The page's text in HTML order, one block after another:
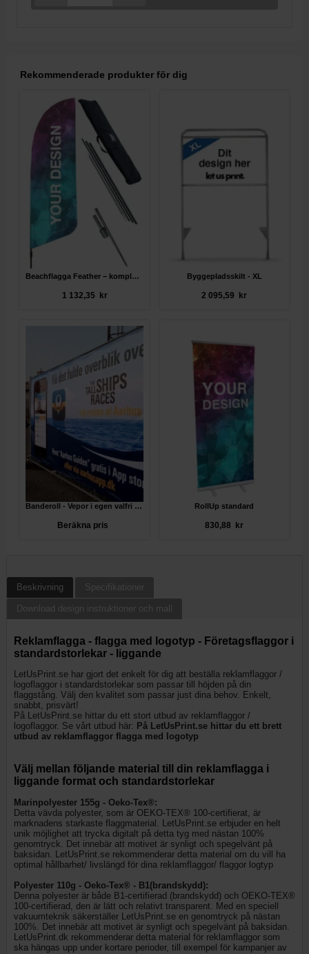
Rekommenderade produkter för dig
Beachflagga Feather – komplett paket
1 132,35 kr
Byggepladsskilt - XL
2 095,59 kr
Banderoll - Vepor i egen valfri storlek
Beräkna pris
RollUp standard
830,88 kr
Beskrivning Specifikationer
Download design instruktioner och mall
Reklamflagga - flagga med logotyp - Företagsflaggor i
standardstorlekar - liggande
LetUsPrint.se har gjort det enkelt för dig att beställa reklamflaggor /
logoflaggor i standardstorlekar som passar till höjden på din
flaggstång. Välj den kvalitet som passar just dina behov. Enkelt,
snabbt, prisvärt!
På LetUsPrint.se hittar du ett stort utbud av reklamflaggor /
logoflaggor. ​​​​​​Se vårt utbud här: På LetUsPrint.se hittar du ett brett
utbud av reklamflaggor flagga med logotyp
Välj mellan följande material till din reklamflagga i
liggande format och standardstorlekar
Marinpolyester 155g - Oeko-Tex®:
Detta vävda polyester, som är OEKO-TEX® 100-certifierat, är
marknadens starkaste flaggmaterial. LetUsPrint.se erbjuder en helt
unik möjlighet att trycka digitalt på detta tyg med nästan 100%
genomtryck. Det innebär att motivet är synligt och spegelvänt på
baksidan. LetUsPrint.se rekommenderar detta material om du vill ha
optimal hållbarhet/ livslängd för dina reklamflaggor/ flaggor logtyp
Polyester 110g - Oeko-Tex® - B1(brandskydd):
Denna polyester är både B1-certifierad (brandskydd) och OEKO-TEX®
100-certifierad, den är lätt och relativt transparent. Med en speciell
vakuumteknik säkerställer LetUsPrint.se en genomtryck på nästan
100%. Det innebär att motivet är synligt och spegelvänt på baksidan.
LetUsPrint.dk rekommenderar detta material för reklamflaggor som
ska hängas upp under kortare perioder, till exempel för kampanjer av